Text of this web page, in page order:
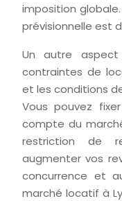
imposition
prévisionnelle est
Un autre
contraintes de
et les conditions
Vous pouvez
compte du
restriction de
augmenter vos
concurrence et
marché locatif à